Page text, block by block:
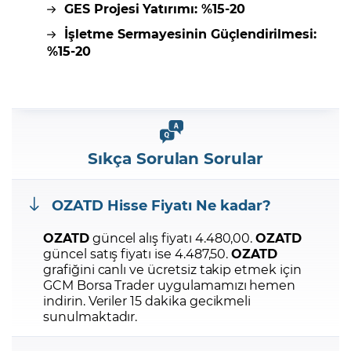
GES Projesi Yatırımı: %15-20
İşletme Sermayesinin Güçlendirilmesi:
%15-20
Sıkça Sorulan Sorular
OZATD Hisse Fiyatı Ne kadar?
OZATDgüncel alış fiyatı 4.480,00.OZATD
güncel satış fiyatı ise 4.487,50.OZATD
grafiğini canlı ve ücretsiz takip etmek için
GCM Borsa Trader uygulamamızı hemen
indirin.Veriler 15 dakika gecikmeli
sunulmaktadır.